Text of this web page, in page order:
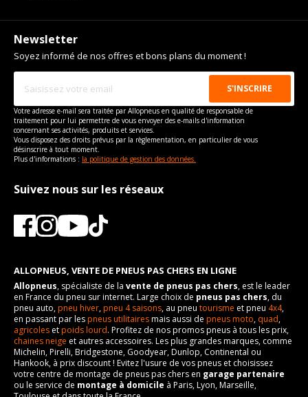
Newsletter
Soyez informé de nos offres et bons plans du moment !
Votre adresse e-mail sera traitée par Allopneus en qualité de responsable de
traitement pour lui permettre de vous envoyer des e-mails d'information
concernant ses activités, produits et services.
Vous disposez des droits prévus par la règlementation, en particulier de vous
désinscrire à tout moment.
Plus d'informations : la politique de gestion des données.
Suivez nous sur les réseaux
ALLOPNEUS, VENTE DE PNEUS PAS CHERS EN LIGNE
Allopneus, spécialiste de la vente de pneus pas chers, est le leader
en France du pneu sur internet. Large choix de pneus pas chers, du
pneu auto,pneu hiver,pneu 4 saisons, au pneu tourisme et pneu 4x4,
en passant par lespneus utilitairesmais aussi de pneus moto, quad,
agricoles etpoids lourd. Profitez de nos promos pneus à tous les prix,
chaines neige et autres accessoires. Les plus grandes marques, comme
Michelin, Pirelli, Bridgestone, Goodyear, Dunlop, Continental ou
Hankook, à prix discount ! Evitez l'usure de vos pneus et choisissez
votre centre de montage de pneus pas chers en garage partenaire
ou le service de montage à domicile à Paris, Lyon, Marseille,